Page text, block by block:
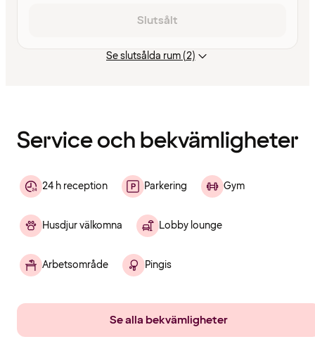
Slutsålt
Se slutsålda rum (2)
Service och bekvämligheter
24 h reception Parkering Gym
Husdjur välkomna Lobby lounge
Arbetsområde Pingis
Se alla bekvämligheter